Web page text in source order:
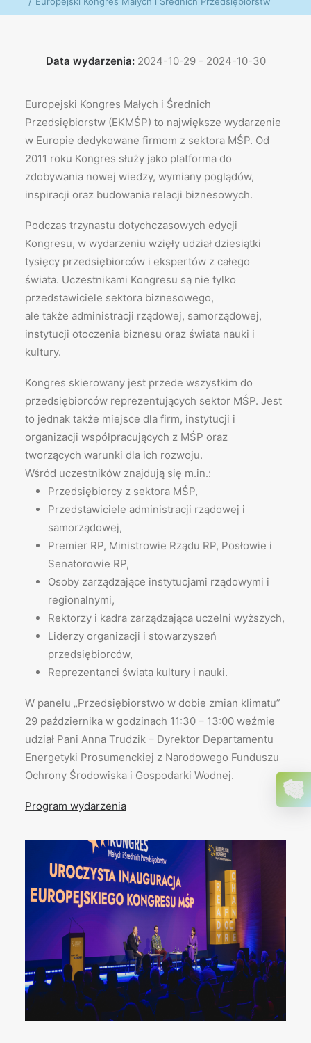
Data wydarzenia:2024-10-29 - 2024-10-30
Europejski Kongres Małych i Średnich
Przedsiębiorstw (EKMŚP) to największe wydarzenie
w Europie dedykowane firmom z sektora MŚP. Od
2011 roku Kongres służy jako platforma do
zdobywania nowej wiedzy, wymiany poglądów,
inspiracji oraz budowania relacji biznesowych.
Podczas trzynastu dotychczasowych edycji
Kongresu, w wydarzeniu wzięły udział dziesiątki
tysięcy przedsiębiorców i ekspertów z całego
świata. Uczestnikami Kongresu są nie tylko
przedstawiciele sektora biznesowego,
ale także administracji rządowej, samorządowej,
instytucji otoczenia biznesu oraz świata nauki i
kultury.
Kongres skierowany jest przede wszystkim do
przedsiębiorców reprezentujących sektor MŚP. Jest
to jednak także miejsce dla firm, instytucji i
organizacji współpracujących z MŚP oraz
tworzących warunki dla ich rozwoju.
Wśród uczestników znajdują się m.in.:
Przedsiębiorcy z sektora MŚP,
Przedstawiciele administracji rządowej i
samorządowej,
Premier RP, Ministrowie Rządu RP, Posłowie i
Senatorowie RP,
Osoby zarządzające instytucjami rządowymi i
regionalnymi,
Rektorzy i kadra zarządzająca uczelni wyższych,
Liderzy organizacji i stowarzyszeń
przedsiębiorców,
Reprezentanci świata kultury i nauki.
W panelu „Przedsiębiorstwo w dobie zmian klimatu”
29 października w godzinach 11:30 – 13:00 weźmie
udział Pani Anna Trudzik – Dyrektor Departamentu
Energetyki Prosumenckiej z Narodowego Funduszu
Ochrony Środowiska i Gospodarki Wodnej.
Program wydarzenia